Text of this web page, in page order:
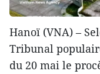
Hanoï (VNA) –
Tribunal
du 20 mai le